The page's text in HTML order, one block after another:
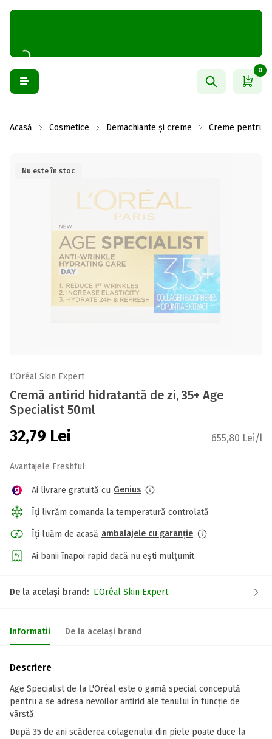
0
Acasă Cosmetice Demachiante și creme Creme pentru
Nu este în stoc
L’Oréal Skin Expert
Cremă antirid hidratantă de zi, 35+ Age
Specialist 50ml
32,79 Lei 655,80 Lei/l
Avantajele Freshful:
Ai livrare gratuită cu Genius
Îți livrăm comanda la temperatură controlată
Îți luăm de acasă ambalajele cu garanție
Ai banii înapoi rapid dacă nu ești mulțumit
De la același brand: L’Oréal Skin Expert
Informatii De la același brand
Descriere
Age Specialist de la L'Oréal este o gamă special concepută
pentru a se adresa nevoilor antirid ale tenului în funcție de
vârstă.
După 35 de ani scăderea colagenului din piele poate duce la